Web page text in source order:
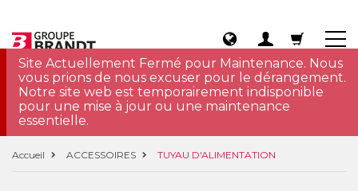
Site Actuellement Fermé pour Maintenance. Nous
vous prions de nous excuser pour le dérangement.
Notre site web est temporairement indisponible
pour une mise à jour ou une maintenance
essentielle.
Accueil ACCESSOIRES TUYAU D'ALIMENTATION